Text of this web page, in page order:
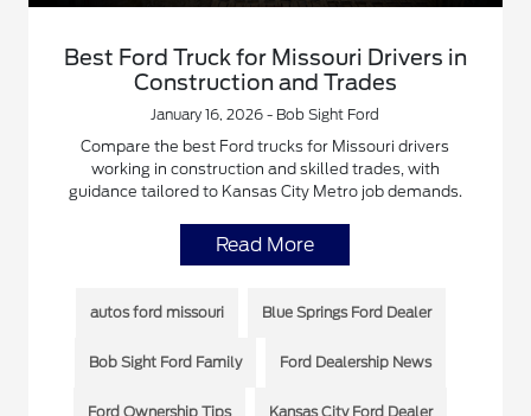
Best Ford Truck for Missouri Drivers in
Construction and Trades
January 16, 2026 - Bob Sight Ford
Compare the best Ford trucks for Missouri drivers
working in construction and skilled trades, with
guidance tailored to Kansas City Metro job demands.
Read More
autos ford missouri Blue Springs Ford Dealer
Bob Sight Ford Family Ford Dealership News
Ford Ownership Tips Kansas City Ford Dealer